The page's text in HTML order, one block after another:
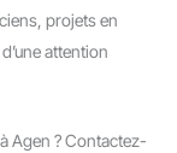
projets en
attention
Agen ? Contactez-